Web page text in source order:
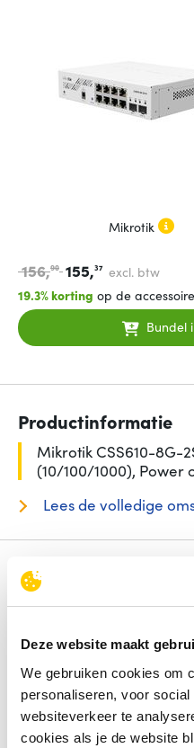
Deze website maakt
We gebruiken cookies om
personaliseren, voor social
websiteverkeer te
cookies als je de website
Mikrotik
156,90 155,37 excl. btw
19.3% korting op de
Bundel
Productinformatie
Mikrotik CSS610-8G-
(10/100/1000), Power
Lees de volledige
Specificaties
Aantal basis-switching
Type basis-switching RJ-
Ethernet (10/100/1000)
Aantal moduleslots SPF+
10G support
Ja
Bekijk alle